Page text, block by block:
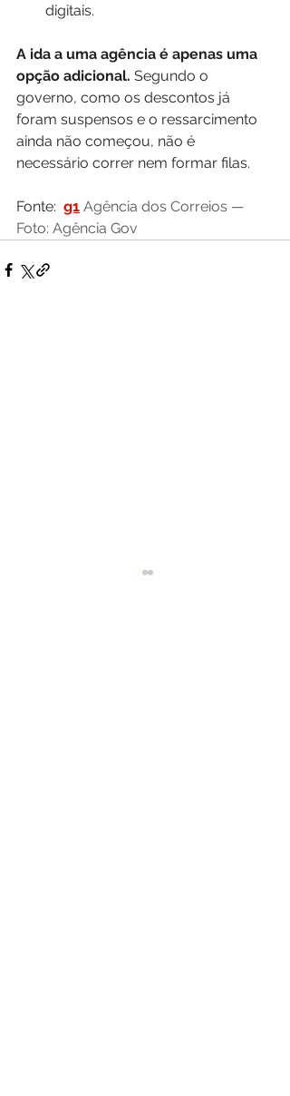
digitais.
A ida a uma agência é apenas uma
opção adicional. Segundo o
governo, como os descontos já
foram suspensos e o ressarcimento
ainda não começou, não é
necessário correr nem formar filas.
Fonte: g1 Agência dos Correios —
Foto: Agência Gov